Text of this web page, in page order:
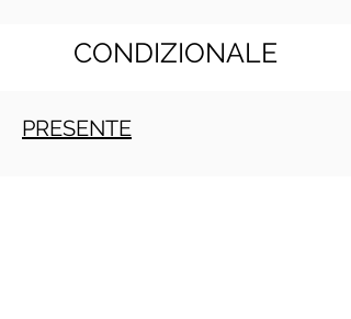
CONDIZIONALE
PRESENTE